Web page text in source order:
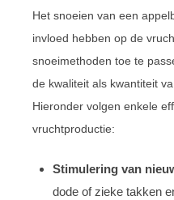
Het snoeien van een
invloed hebben op de
snoeimethoden toe te
de kwaliteit als kwantiteit
Hieronder volgen enkele
vruchtproductie:
Stimulering van
dode of zieke takken